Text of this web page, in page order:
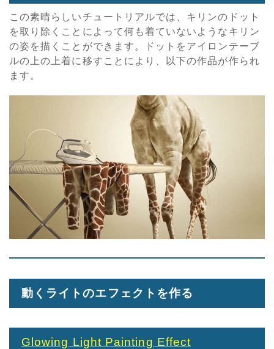
この素晴らしいチュートリアルでは、キリンのドット
を取り除くことによって何も着ていないようなキリン
の姿を描くことができます。ドットをアイロンテーブ
ルの上の上着に移すことにより、以下の作品が作られ
ます。
動くライトのエフェクトを作る
Glowing Light Painting Effect